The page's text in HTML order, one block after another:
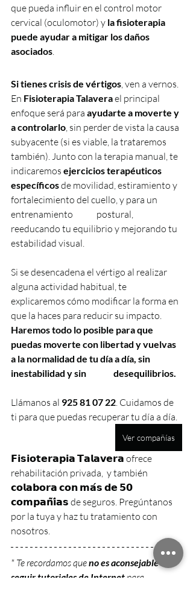
que pueda influir en el control motor
cervical (oculomotor) y la fisioterapia
puede ayudar a mitigar los daños
asociados.
Si tienes crisis de vértigos, ven a vernos.
En Fisioterapia Talavera el principal
enfoque será para ayudarte a moverte y
a controlarlo, sin perder de vista la causa
subyacente (si es viable, la trataremos
también). Junto con la terapia manual, te
indicaremos ejercicios terapéuticos
específicos de movilidad, estiramiento y
fortalecimiento del cuello, y para un
entrenamiento             postural,
reeducando tu equilibrio y mejorando tu
estabilidad visual.
Si se desencadena el vértigo al realizar
alguna actividad habitual, te
explicaremos cómo modificar la forma en
que la haces para reducir su impacto.
Haremos todo lo posible para que
puedas moverte con libertad y vuelvas
a la normalidad de tu día a día, sin
inestabilidad y sin               desequilibrios.
Llámanos al 925 81 07 22. Cuidamos de
ti para que puedas recuperar tu día a día.
Ver compañías
𝗙𝗶𝘀𝗶𝗼𝘁𝗲𝗿𝗮𝗽𝗶𝗮 𝗧𝗮𝗹𝗮𝘃𝗲𝗿𝗮 ofrece
rehabilitación privada,  y también
𝗰𝗼𝗹𝗮𝗯𝗼𝗿𝗮 𝗰𝗼𝗻 𝗺𝗮́𝘀 𝗱𝗲 𝟱𝟬
𝗰𝗼𝗺𝗽𝗮𝗻̃𝗶́𝗮𝘀 de seguros. Pregúntanos
por la tuya y haz tu tratamiento con
nosotros.
* Te recordamos que no es aconsejable
seguir tutoriales de Internet para